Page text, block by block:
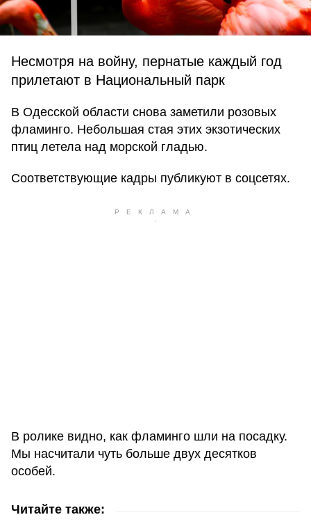
Несмотря на войну, пернатые каждый год
прилетают в Национальный парк
В Одесской области снова заметили розовых
фламинго. Небольшая стая этих экзотических
птиц летела над морской гладью.
Соответствующие кадры публикуют в соцсетях.
В ролике видно, как фламинго шли на посадку.
Мы насчитали чуть больше двух десятков
особей.
Читайте также: